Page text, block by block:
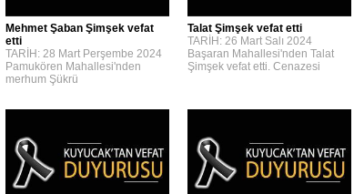
Mehmet Şaban Şimşek vefat
etti
TARİH: 28 Mart Perşembe 2024
Pamukören Mahallesi'nden
merhum Şükrü
Talat Şimşek vefat etti
TARİH: 26 Mart Salı 2024
Başaran Mahallesi'nden Talat
Şimşek vefat etti. Cenazesi